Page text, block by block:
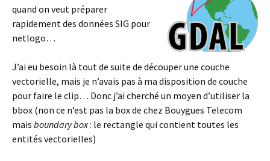
quand on veut préparer
rapidement des données SIG pour
netlogo…
J’ai eu besoin là tout de suite de découper une couche
vectorielle, mais je n’avais pas à ma disposition de couche
pour faire le clip… Donc j’ai cherché un moyen d’utiliser la
bbox (non ce n’est pas la box de chez Bouygues Telecom
mais boundary box: le rectangle qui contient toutes les
entités vectorielles)